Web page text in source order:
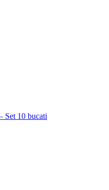
Set 10 bucati